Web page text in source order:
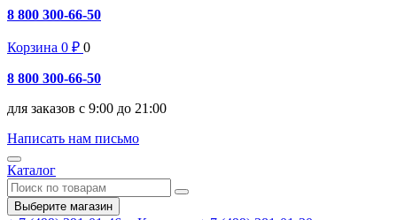
8 800 300-66-50
Корзина 0 ₽ 0
8 800 300-66-50
для заказов с 9:00 до 21:00
Написать нам письмо
Каталог
Выберите магазин